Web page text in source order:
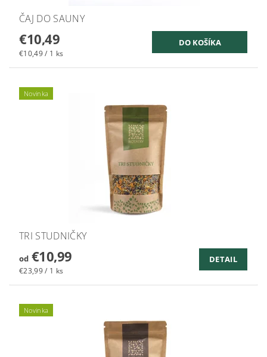
ČAJ DO SAUNY
€10,49
€10,49 / 1 ks
Novinka
TRI STUDNIČKY
od€10,99
€23,99 / 1 ks
DETAIL
Novinka